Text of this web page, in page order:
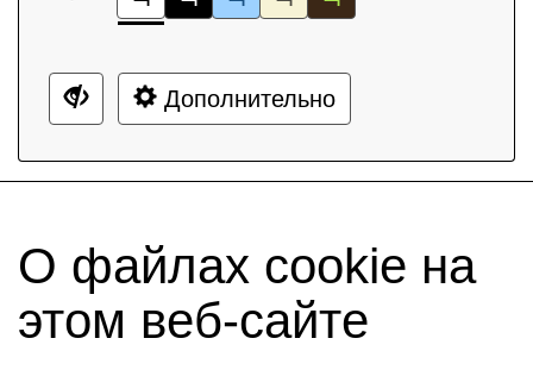
Дополнительно
О файлах cookie на
этом веб-сайте